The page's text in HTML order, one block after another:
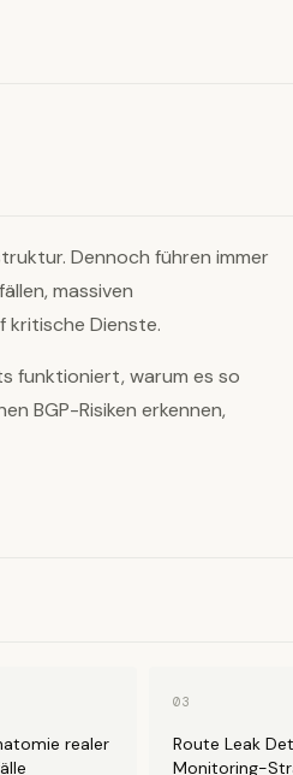
Dennoch führen immer
massiven
kritische Dienste.
funktioniert, warum es so
BGP-Risiken erkennen,
realer
03
Route Leak
Monitoring-